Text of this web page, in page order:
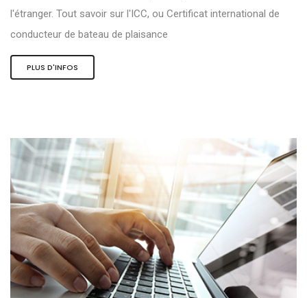
l'étranger. Tout savoir sur l'ICC, ou Certificat international de
conducteur de bateau de plaisance
PLUS D'INFOS